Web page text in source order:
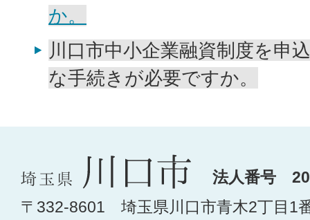
か。
川口市中小企業融資制度を申
な手続きが必要ですか。
法人番号
〒332-8601 埼玉県川口市青木2丁目1